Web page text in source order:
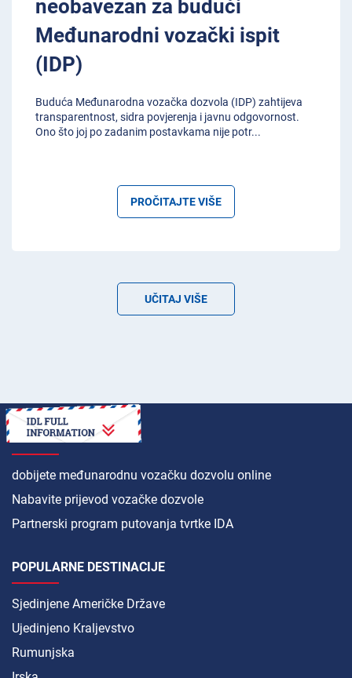
neobavezan za budući
Međunarodni vozački ispit
(IDP)
Buduća Međunarodna vozačka dozvola (IDP) zahtijeva
transparentnost, sidra povjerenja i javnu odgovornost.
Ono što joj po zadanim postavkama nije potr...
PROČITAJTE VIŠE
UČITAJ VIŠE
KAKO DA
dobijete međunarodnu vozačku dozvolu online
Nabavite prijevod vozačke dozvole
Partnerski program putovanja tvrtke IDA
POPULARNE DESTINACIJE
Sjedinjene Američke Države
Ujedinjeno Kraljevstvo
Rumunjska